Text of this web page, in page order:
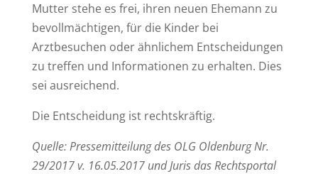
Mutter stehe es frei, ihren neuen Ehemann zu
bevollmächtigen, für die Kinder bei
Arztbesuchen oder ähnlichem Entscheidungen
zu treffen und Informationen zu erhalten. Dies
sei ausreichend.
Die Entscheidung ist rechtskräftig.
Quelle: Pressemitteilung des OLG Oldenburg Nr.
29/2017 v. 16.05.2017 und Juris das Rechtsportal